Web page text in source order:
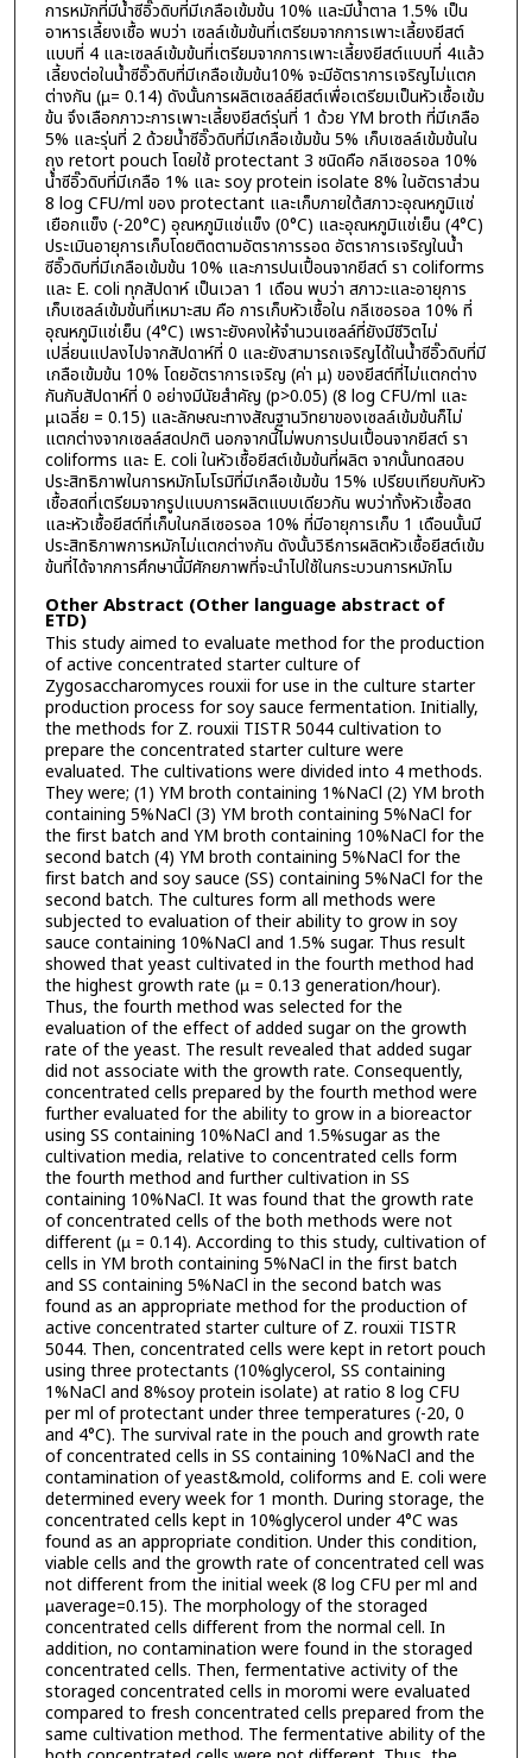
การหมักที่มีน้ำซีอิ๊วดิบที่มีเกลือเข้มข้น 10% และมีน้ำตาล 1.5% เป็น
อาหารเลี้ยงเชื้อ พบว่า เซลล์เข้มข้นที่เตรียมจากการเพาะเลี้ยงยีสต์
แบบที่ 4 และเซลล์เข้มข้นที่เตรียมจากการเพาะเลี้ยงยีสต์แบบที่ 4แล้ว
เลี้ยงต่อในน้ำซีอิ๊วดิบที่มีเกลือเข้มข้น10% จะมีอัตราการเจริญไม่แตก
ต่างกัน (µ= 0.14) ดังนั้นการผลิตเซลล์ยีสต์เพื่อเตรียมเป็นหัวเชื้อเข้ม
ข้น จึงเลือกภาวะการเพาะเลี้ยงยีสต์รุ่นที่ 1 ด้วย YM broth ที่มีเกลือ
5% และรุ่นที่ 2 ด้วยน้ำซีอิ๊วดิบที่มีเกลือเข้มข้น 5% เก็บเซลล์เข้มข้นใน
ถุง retort pouch โดยใช้ protectant 3 ชนิดคือ กลีเซอรอล 10%
น้ำซีอิ๊วดิบที่มีเกลือ 1% และ soy protein isolate 8% ในอัตราส่วน
8 log CFU/ml ของ protectant และเก็บภายใต้สภาวะอุณหภูมิแช่
เยือกแข็ง (-20°C) อุณหภูมิแช่แข็ง (0°C) และอุณหภูมิแช่เย็น (4°C)
ประเมินอายุการเก็บโดยติดตามอัตราการรอด อัตราการเจริญในน้ำ
ซีอิ๊วดิบที่มีเกลือเข้มข้น 10% และการปนเปื้อนจากยีสต์ รา coliforms
และ E. coli ทุกสัปดาห์ เป็นเวลา 1 เดือน พบว่า สภาวะและอายุการ
เก็บเซลล์เข้มข้นที่เหมาะสม คือ การเก็บหัวเชื้อใน กลีเซอรอล 10% ที่
อุณหภูมิแช่เย็น (4°C) เพราะยังคงให้จำนวนเซลล์ที่ยังมีชีวิตไม่
เปลี่ยนแปลงไปจากสัปดาห์ที่ 0 และยังสามารถเจริญได้ในน้ำซีอิ๊วดิบที่มี
เกลือเข้มข้น 10% โดยอัตราการเจริญ (ค่า µ) ของยีสต์ที่ไม่แตกต่าง
กันกับสัปดาห์ที่ 0 อย่างมีนัยสำคัญ (p>0.05) (8 log CFU/ml และ
µเฉลี่ย = 0.15) และลักษณะทางสัณฐานวิทยาของเซลล์เข้มข้นก็ไม่
แตกต่างจากเซลล์สดปกติ นอกจากนี้ไม่พบการปนเปื้อนจากยีสต์ รา
coliforms และ E. coli ในหัวเชื้อยีสต์เข้มข้นที่ผลิต จากนั้นทดสอบ
ประสิทธิภาพในการหมักโมโรมิที่มีเกลือเข้มข้น 15% เปรียบเทียบกับหัว
เชื้อสดที่เตรียมจากรูปแบบการผลิตแบบเดียวกัน พบว่าทั้งหัวเชื้อสด
และหัวเชื้อยีสต์ที่เก็บในกลีเซอรอล 10% ที่มีอายุการเก็บ 1 เดือนนั้นมี
ประสิทธิภาพการหมักไม่แตกต่างกัน ดังนั้นวิธีการผลิตหัวเชื้อยีสต์เข้ม
ข้นที่ได้จากการศึกษานี้มีศักยภาพที่จะนำไปใช้ในกระบวนการหมักโม
Other Abstract (Other language abstract of
ETD)
This study aimed to evaluate method for the production
of active concentrated starter culture of
Zygosaccharomyces rouxii for use in the culture starter
production process for soy sauce fermentation. Initially,
the methods for Z. rouxii TISTR 5044 cultivation to
prepare the concentrated starter culture were
evaluated. The cultivations were divided into 4 methods.
They were; (1) YM broth containing 1%NaCl (2) YM broth
containing 5%NaCl (3) YM broth containing 5%NaCl for
the first batch and YM broth containing 10%NaCl for the
second batch (4) YM broth containing 5%NaCl for the
first batch and soy sauce (SS) containing 5%NaCl for the
second batch. The cultures form all methods were
subjected to evaluation of their ability to grow in soy
sauce containing 10%NaCl and 1.5% sugar. Thus result
showed that yeast cultivated in the fourth method had
the highest growth rate (µ = 0.13 generation/hour).
Thus, the fourth method was selected for the
evaluation of the effect of added sugar on the growth
rate of the yeast. The result revealed that added sugar
did not associate with the growth rate. Consequently,
concentrated cells prepared by the fourth method were
further evaluated for the ability to grow in a bioreactor
using SS containing 10%NaCl and 1.5%sugar as the
cultivation media, relative to concentrated cells form
the fourth method and further cultivation in SS
containing 10%NaCl. It was found that the growth rate
of concentrated cells of the both methods were not
different (µ = 0.14). According to this study, cultivation of
cells in YM broth containing 5%NaCl in the first batch
and SS containing 5%NaCl in the second batch was
found as an appropriate method for the production of
active concentrated starter culture of Z. rouxii TISTR
5044. Then, concentrated cells were kept in retort pouch
using three protectants (10%glycerol, SS containing
1%NaCl and 8%soy protein isolate) at ratio 8 log CFU
per ml of protectant under three temperatures (-20, 0
and 4°C). The survival rate in the pouch and growth rate
of concentrated cells in SS containing 10%NaCl and the
contamination of yeast&mold, coliforms and E. coli were
determined every week for 1 month. During storage, the
concentrated cells kept in 10%glycerol under 4°C was
found as an appropriate condition. Under this condition,
viable cells and the growth rate of concentrated cell was
not different from the initial week (8 log CFU per ml and
µaverage=0.15). The morphology of the storaged
concentrated cells different from the normal cell. In
addition, no contamination were found in the storaged
concentrated cells. Then, fermentative activity of the
storaged concentrated cells in moromi were evaluated
compared to fresh concentrated cells prepared from the
same cultivation method. The fermentative ability of the